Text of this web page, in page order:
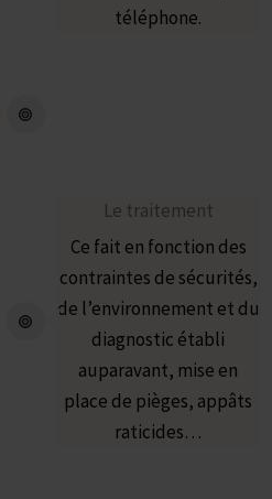
téléphone.
Le traitement
Ce fait en fonction des
contraintes de sécurités,
de l’environnement et du
diagnostic établi
auparavant, mise en
place de pièges, appâts
raticides…